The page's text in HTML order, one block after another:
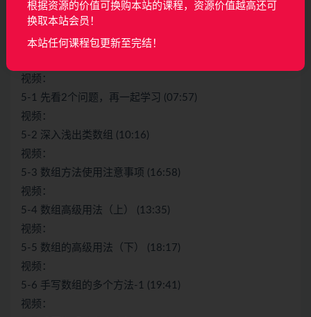
数组没你想的那么简单。进入数组，搞定数组，掌握数组
视频：
5-1 先看2个问题，再一起学习 (07:57)
视频：
5-2 深入浅出类数组 (10:16)
视频：
5-3 数组方法使用注意事项 (16:58)
视频：
5-4 数组高级用法（上） (13:35)
视频：
5-5 数组的高级用法（下） (18:17)
视频：
5-6 手写数组的多个方法-1 (19:41)
视频：
根据资源的价值可换购本站的课程，资源价值越高还可
换取本站会员！
本站任何课程包更新至完结！